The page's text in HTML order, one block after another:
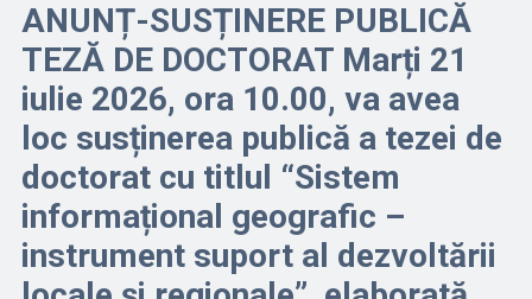
ANUNȚ-SUSȚINERE PUBLICĂ
TEZĂ DE DOCTORAT Marți 21
iulie 2026, ora 10.00, va avea
loc susținerea publică a tezei de
doctorat cu titlul “Sistem
informațional geografic –
instrument suport al dezvoltării